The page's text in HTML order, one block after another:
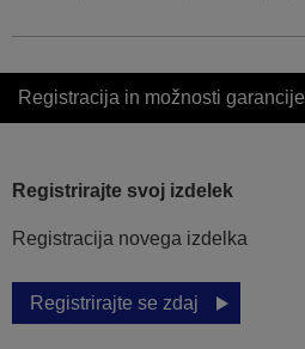
Registracija in možnosti garancije
Registrirajte svoj izdelek
Registracija novega izdelka
Registrirajte se zdaj